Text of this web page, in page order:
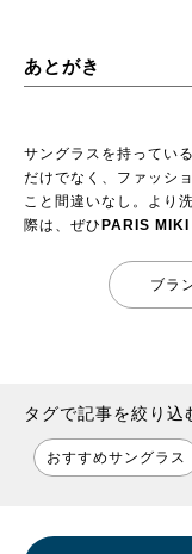
あとがき
サングラスを持ってい
だけでなく、ファッシ
こと間違いなし。より
際は、ぜひPARIS
ブラ
タグで記事を絞り込
おすすめサングラス